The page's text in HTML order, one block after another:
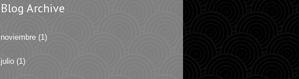
Blog Archive
noviembre (1)
julio (1)